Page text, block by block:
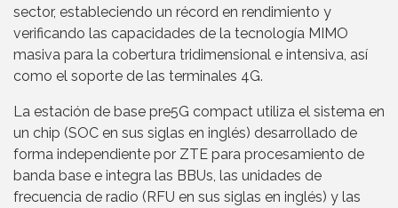
sector, estableciendo un récord en rendimiento y
verificando las capacidades de la tecnología MIMO
masiva para la cobertura tridimensional e intensiva, así
como el soporte de las terminales 4G.
La estación de base pre5G compact utiliza el sistema en
un chip (SOC en sus siglas en inglés) desarrollado de
forma independiente por ZTE para procesamiento de
banda base e integra las BBUs, las unidades de
frecuencia de radio (RFU en sus siglas en inglés) y las